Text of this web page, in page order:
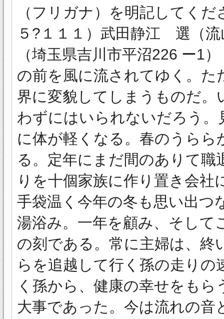
（フリガナ）を明記してく
５?１１１）武田静江 選（
（埼玉県吉川市平沼226 ー1
の前を風に流されてゆく。
界に変貌してしまうものだ
わずにはいられないだろう
に体が軽くなる。春のうら
る。定年にまだ間のありて
りを十個家族に作り置き会
手袋温く今年の冬も思い出
湯浴み。一年を顧み、そして
の刻である。常に主婦は、
らを追越して行く孫の走り
く孫から、健康の幸せをも
大事であった。今は流れの音